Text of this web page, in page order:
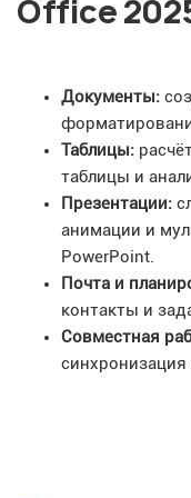
Office
Документы:
Таблицы:
таблицы и
Презентации:
анимации и
PowerPoint.
Почта и
контакты и
Совместная